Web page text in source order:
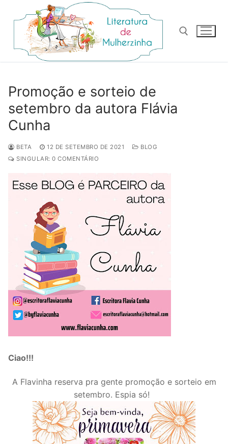
para
conteúdo
Promoção e sorteio de
setembro da autora Flávia
Cunha
BETA 12 DE SETEMBRO DE 2021
BLOG
SINGULAR: 0 COMENTÁRIO
Ciao!!!
A Flavinha reserva pra gente promoção e sorteio em
setembro. Espia só!